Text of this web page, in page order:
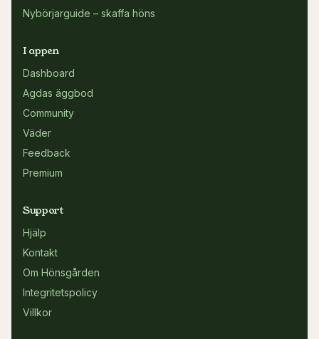
Nybörjarguide – skaffa höns
I appen
Dashboard
Agdas äggbod
Community
Väder
Feedback
Premium
Support
Hjälp
Kontakt
Om Hönsgården
Integritetspolicy
Villkor